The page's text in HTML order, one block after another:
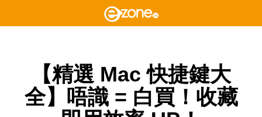
【精選 Mac 快捷鍵大
全】唔識 = 白買！收藏